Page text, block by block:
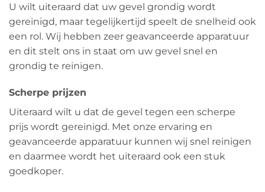
U wilt uiteraard dat uw gevel grondig wordt
gereinigd, maar tegelijkertijd speelt de snelheid ook
een rol. Wij hebben zeer geavanceerde apparatuur
en dit stelt ons in staat om uw gevel snel en
grondig te reinigen.
Scherpe prijzen
Uiteraard wilt u dat de gevel tegen een scherpe
prijs wordt gereinigd. Met onze ervaring en
geavanceerde apparatuur kunnen wij snel reinigen
en daarmee wordt het uiteraard ook een stuk
goedkoper.